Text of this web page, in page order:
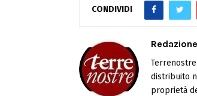
CONDIVIDI
Redazione
distribuito
proprietà